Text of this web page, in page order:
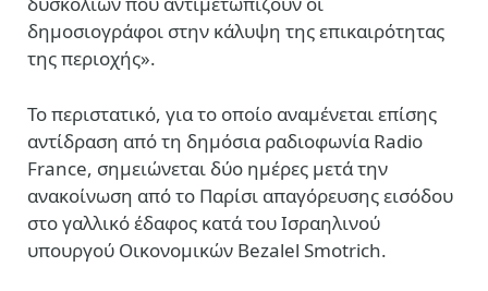
δημοσιογράφοι στην κάλυψη της επικαιρότητας
της περιοχής».
Το περιστατικό, για το οποίο αναμένεται επίσης
αντίδραση από τη δημόσια ραδιοφωνίαRadio
France, σημειώνεται δύο ημέρες μετά την
ανακοίνωση από το Παρίσι απαγόρευσης εισόδου
στο γαλλικό έδαφος κατά του Ισραηλινού
υπουργού Οικονομικών Bezalel Smotrich.